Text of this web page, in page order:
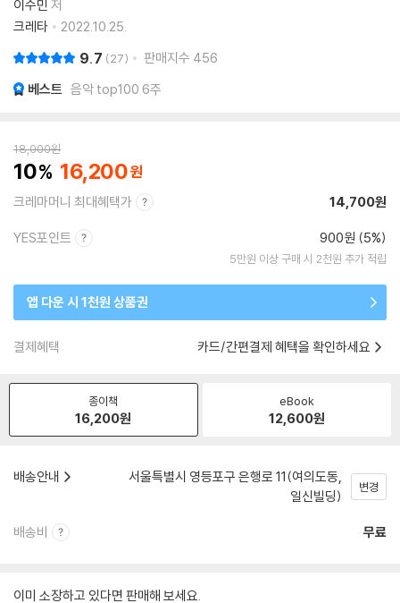
이수민 저
크레타
2022.10.25.
9.7 27 판매지수 456
베스트 음악 top100 6주
18,000원
10 16,200
크레마머니 최대혜택가 14,700원
YES포인트 900원 (5%)
5만원 이상 구매 시 2천원 추가 적립
앱 다운 시 1천원 상품권
결제혜택 카드/간편결제 혜택을 확인하세요
종이책
16,200원
eBook
12,600원
배송안내
서울특별시 영등포구 은행로 11(여의도동,
일신빌딩)
변경
배송비 무료
이미 소장하고 있다면 판매해 보세요.